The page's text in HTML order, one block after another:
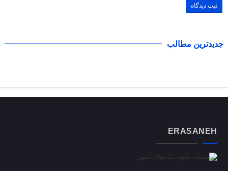
جدیدترین مطالب
ERASANEH